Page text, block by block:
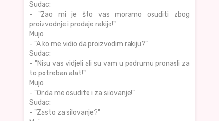
Sudac:
- "Zao mi je što vas moramo osuditi zbog
proizvodnje i prodaje rakije!"
Mujo:
- "A ko me vidio da proizvodim rakiju?"
Sudac:
- "Nisu vas vidjeli ali su vam u podrumu pronasli za
to potreban alat!"
Mujo:
- "Onda me osudite i za silovanje!"
Sudac:
- "Zasto za silovanje?"